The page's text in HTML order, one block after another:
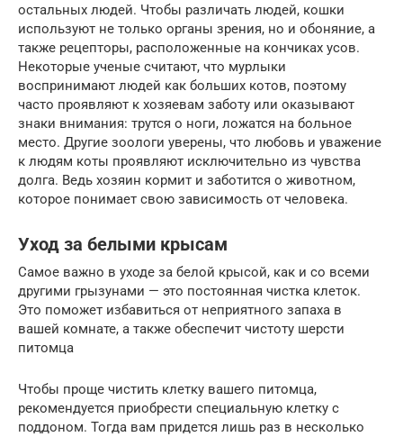
остальных людей. Чтобы различать людей, кошки
используют не только органы зрения, но и обоняние, а
также рецепторы, расположенные на кончиках усов.
Некоторые ученые считают, что мурлыки
воспринимают людей как больших котов, поэтому
часто проявляют к хозяевам заботу или оказывают
знаки внимания: трутся о ноги, ложатся на больное
место. Другие зоологи уверены, что любовь и уважение
к людям коты проявляют исключительно из чувства
долга. Ведь хозяин кормит и заботится о животном,
которое понимает свою зависимость от человека.
Уход за белыми крысам
Самое важно в уходе за белой крысой, как и со всеми
другими грызунами — это постоянная чистка клеток.
Это поможет избавиться от неприятного запаха в
вашей комнате, а также обеспечит чистоту шерсти
питомца
Чтобы проще чистить клетку вашего питомца,
рекомендуется приобрести специальную клетку с
поддоном. Тогда вам придется лишь раз в несколько